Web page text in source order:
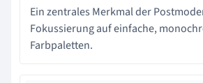
Ein zentrales Merkmal der
Fokussierung auf einfache,
Farbpaletten.